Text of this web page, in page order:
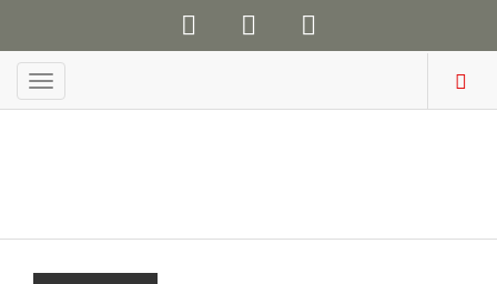
Menu